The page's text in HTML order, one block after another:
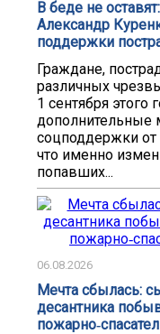
В беде не
Александр
поддержки
Граждане,
различных
1 сентября этого
дополнительные
соцподдержки от
что именно
попавших...
06.08.2026
Мечта сбылась:
десантника